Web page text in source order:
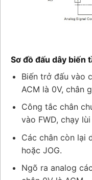
Sơ đồ đấu dây biến
Biến trở đấu vào
ACM là 0V, chân
Công tắc chân
vào FWD, chạy
Các chân còn lại
hoặc JOG.
Ngõ ra analog